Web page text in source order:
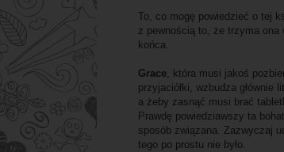
To, co mogę powiedzieć o tej
z pewnością to, że trzyma ona
końca.
Grace, która musi jakoś
przyjaciółki, wzbudza
a żeby zasnąć musi brać
Prawdę powiedziawszy ta
sposób związana. Zazwyczaj
tego po prostu nie było.